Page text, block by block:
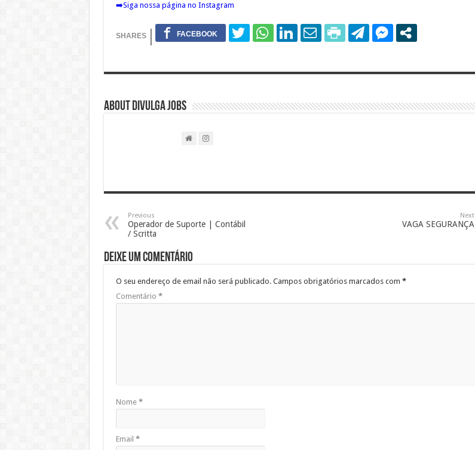
➡️Siga nossa página no Instagram
About DIVULGA JOBS
Previous
Operador de Suporte | Contábil
/ Scritta
Next
VAGA SEGURANÇA
Deixe um comentário
O seu endereço de email não será publicado. Campos obrigatórios marcados com *
Comentário *
Nome *
Email *